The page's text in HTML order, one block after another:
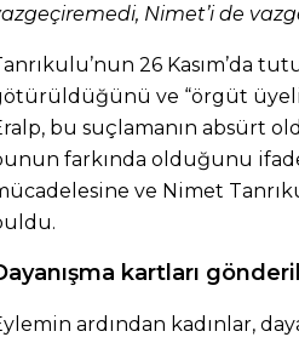
Nimet’i de
26 Kasım’da
ve “örgüt
bu suçlamanın absürt
farkında olduğunu
ve Nimet
kartları
ardından kadınlar,